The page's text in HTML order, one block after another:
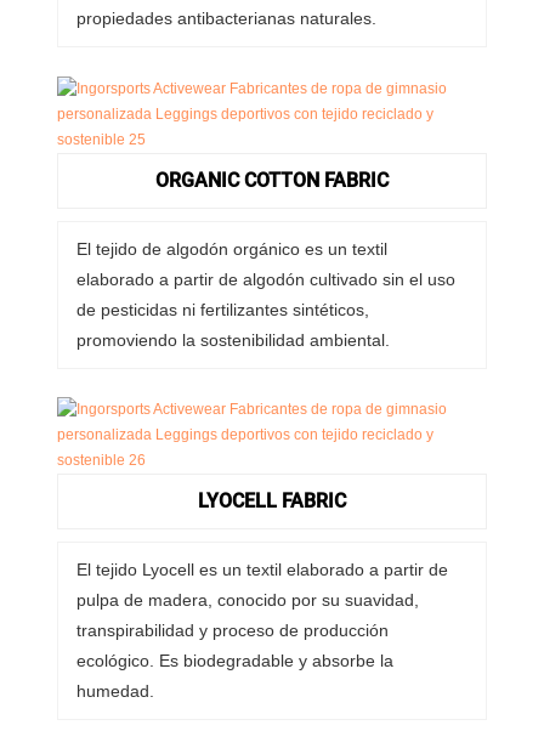
propiedades antibacterianas naturales.
ORGANIC COTTON FABRIC
El tejido de algodón orgánico es un textil
elaborado a partir de algodón cultivado sin el uso
de pesticidas ni fertilizantes sintéticos,
promoviendo la sostenibilidad ambiental.
LYOCELL FABRIC
El tejido Lyocell es un textil elaborado a partir de
pulpa de madera, conocido por su suavidad,
transpirabilidad y proceso de producción
ecológico. Es biodegradable y absorbe la
humedad.